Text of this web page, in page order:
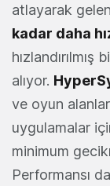
atlayarak
kadar daha
alıyor.
ve oyun
uygulamalar
minimum
Performansı